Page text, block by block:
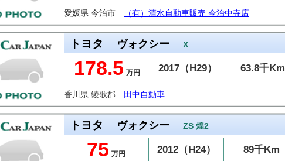
愛媛県 今治市 （有）清水自動車販売 今治中寺店
トヨタ ヴォクシー X
178.5 万円 2017（H29） 63.8千Km
香川県 綾歌郡 田中自動車
トヨタ ヴォクシー ZS 煌2
75 万円 2012（H24） 89千Km